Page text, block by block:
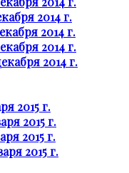
2014 г.
2014 г.
2014 г.
2014 г.
2015 г.
2015 г.
2015 г.
2015 г.